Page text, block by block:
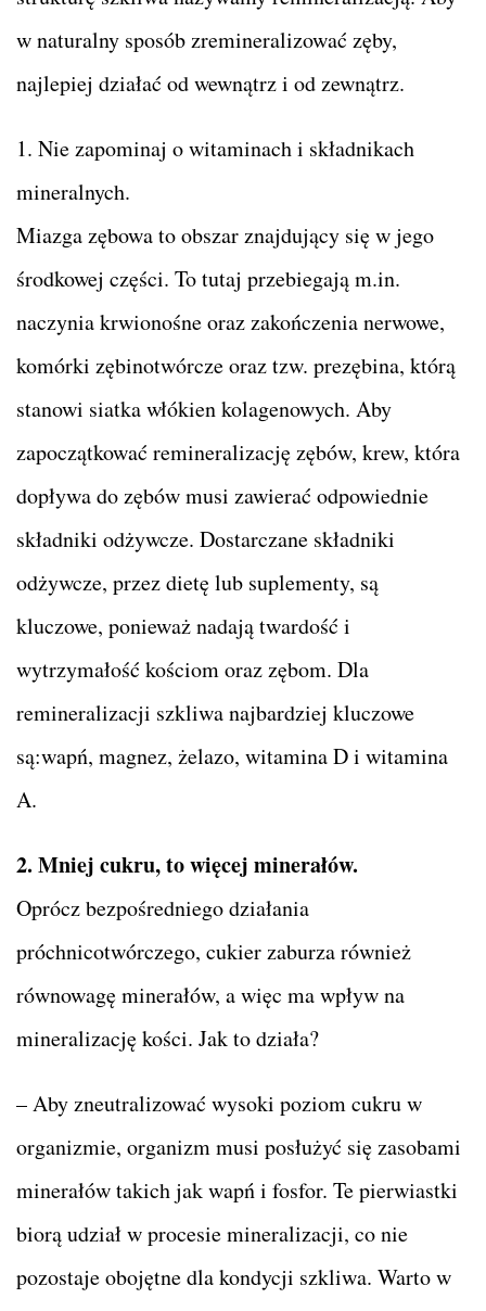
w naturalny sposób zremineralizować zęby,
najlepiej działać od wewnątrz i od zewnątrz.
1. Nie zapominaj o witaminach i składnikach
mineralnych.
Miazga zębowa to obszar znajdujący się w jego
środkowej części. To tutaj przebiegają m.in.
naczynia krwionośne oraz zakończenia nerwowe,
komórki zębinotwórcze oraz tzw. prezębina, którą
stanowi siatka włókien kolagenowych. Aby
zapoczątkować remineralizację zębów, krew, która
dopływa do zębów musi zawierać odpowiednie
składniki odżywcze. Dostarczane składniki
odżywcze, przez dietę lub suplementy, są
kluczowe, ponieważ nadają twardość i
wytrzymałość kościom oraz zębom. Dla
remineralizacji szkliwa najbardziej kluczowe
są:wapń, magnez, żelazo, witamina D i witamina
A.
2. Mniej cukru, to więcej minerałów.
Oprócz bezpośredniego działania
próchnicotwórczego, cukier zaburza również
równowagę minerałów, a więc ma wpływ na
mineralizację kości. Jak to działa?
– Aby zneutralizować wysoki poziom cukru w
organizmie, organizm musi posłużyć się zasobami
minerałów takich jak wapń i fosfor. Te pierwiastki
biorą udział w procesie mineralizacji, co nie
pozostaje obojętne dla kondycji szkliwa. Warto w